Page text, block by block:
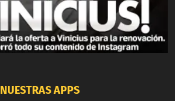
NUESTRAS APPS